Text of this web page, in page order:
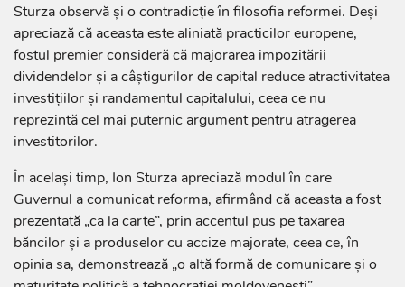
Sturza observă și o contradicție în filosofia reformei. Deși
apreciază că aceasta este aliniată practicilor europene,
fostul premier consideră că majorarea impozitării
dividendelor și a câștigurilor de capital reduce atractivitatea
investițiilor și randamentul capitalului, ceea ce nu
reprezintă cel mai puternic argument pentru atragerea
investitorilor.
În același timp, Ion Sturza apreciază modul în care
Guvernul a comunicat reforma, afirmând că aceasta a fost
prezentată „ca la carte”, prin accentul pus pe taxarea
băncilor și a produselor cu accize majorate, ceea ce, în
opinia sa, demonstrează „o altă formă de comunicare și o